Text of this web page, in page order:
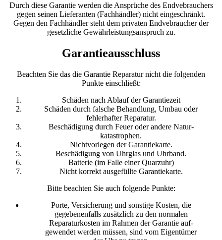
Durch diese Garantie werden die Ansprüche des Endvebrauchers
gegen seinen Lieferanten (Fachhändler) nicht eingeschränkt.
Gegen den Fachhändler steht dem privaten Endvebraucher der
gesetzliche Gewährleistungsanspruch zu.
Garantieausschluss
Beachten Sie das die Garantie Reparatur nicht die folgenden
Punkte einschließt:
Schäden nach Ablauf der Garantiezeit
Schäden durch falsche Behandlung, Umbau oder
fehlerhafter Reparatur.
Beschädigung durch Feuer oder andere Natur-
katastrophen.
Nichtvorlegen der Garantiekarte.
Beschädigung von Uhrglas und Uhrband.
Batterie (im Falle einer Quarzuhr)
Nicht korrekt ausgefüllte Garantiekarte.
Bitte beachten Sie auch folgende Punkte:
Porte, Versicherung und sonstige Kosten, die
gegebenenfalls zusätzlich zu den normalen
Reparaturkosten im Rahmen der Garantie auf-
gewendet werden müssen, sind vom Eigentümer